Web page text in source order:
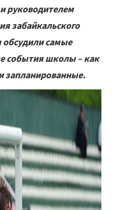
руководителем
забайкальского
самые
события школы – как
запланированные.